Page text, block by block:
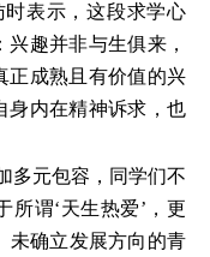
表示，这段求学心
趣并非与生俱来，
正成熟且有价值的兴
身内在精神诉求，也
多元包容，同学们不
所谓‘天生热爱’，更
未确立发展方向的青